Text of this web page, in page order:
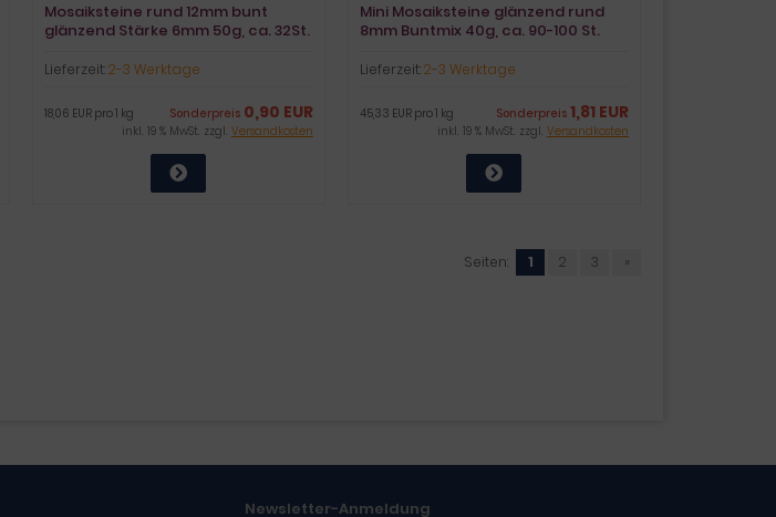
Mosaiksteine rund 12mm bunt
glänzend Stärke 6mm 50g, ca. 32St.
Lieferzeit:2-3 Werktage
Sonderpreis 0,90 EUR
18,06 EUR pro 1 kg
inkl. 19 % MwSt. zzgl. Versandkosten
Mini Mosaiksteine glänzend rund
8mm Buntmix 40g, ca. 90-100 St.
Lieferzeit:2-3 Werktage
Sonderpreis 1,81 EUR
45,33 EUR pro 1 kg
inkl. 19 % MwSt. zzgl. Versandkosten
Seiten: 1 2 3 »
Newsletter-Anmeldung